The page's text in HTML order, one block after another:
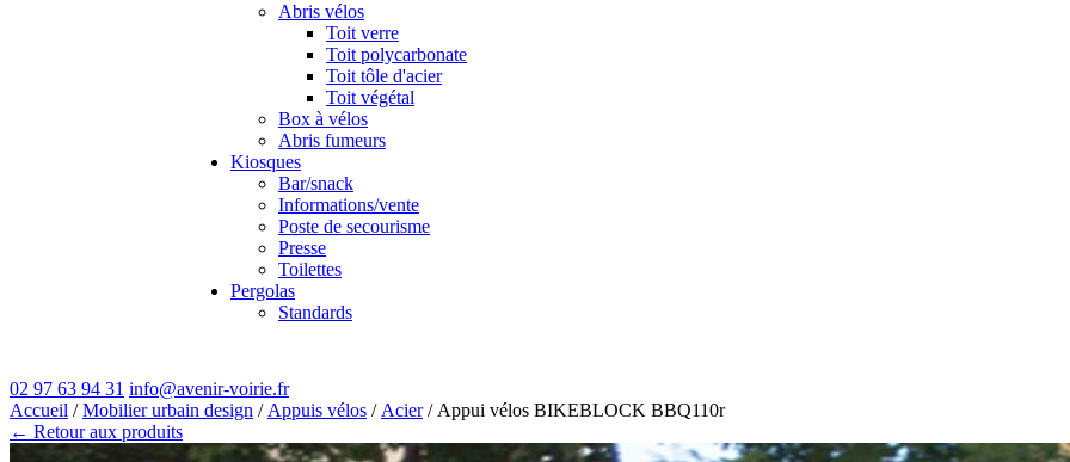
Abris vélos
Toit verre
Toit polycarbonate
Toit tôle d'acier
Toit végétal
Box à vélos
Abris fumeurs
Kiosques
Bar/snack
Informations/vente
Poste de secourisme
Presse
Toilettes
Pergolas
Standards
02 97 63 94 31 info@avenir-voirie.fr
Accueil /Mobilier urbain design / Appuis vélos / Acier/ Appui vélos BIKEBLOCK BBQ110r
← Retour aux produits